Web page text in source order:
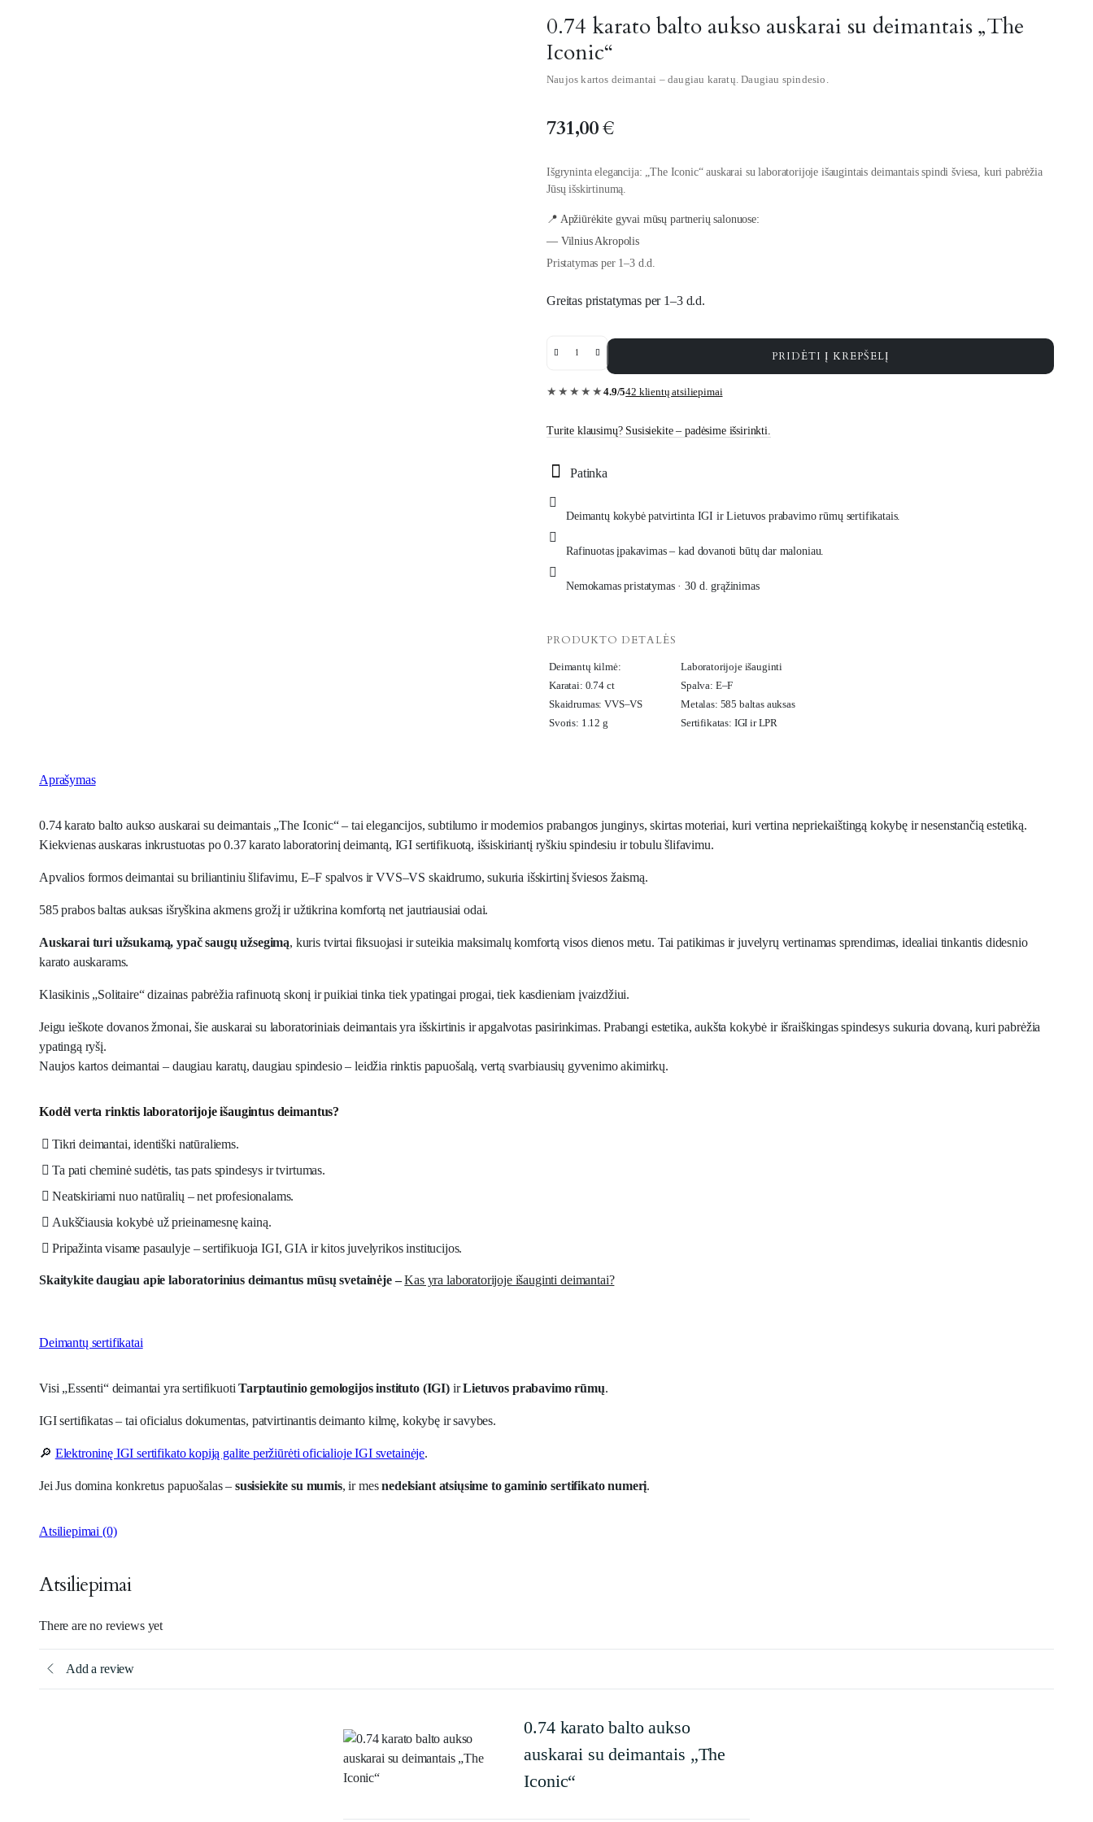
0.74 karato balto aukso auskarai su deimantais „The
Iconic“
Naujos kartos deimantai – daugiau karatų. Daugiau spindesio.
731,00€
Išgryninta elegancija: „The Iconic“ auskarai su laboratorijoje išaugintais deimantais spindi šviesa, kuri pabrėžia
Jūsų išskirtinumą.
📍 Apžiūrėkite gyvai mūsų partnerių salonuose:
— Vilnius Akropolis
Pristatymas per 1–3 d.d.
Greitas pristatymas per 1–3 d.d.
0.74
aukso
„The
PRIDĖTI Į KREPŠELĮ
★★★★★ 4.9/542 klientų atsiliepimai
Turite klausimų? Susisiekite – padėsime išsirinkti.
Patinka
Deimantų kokybė patvirtinta IGI ir Lietuvos prabavimo rūmų sertifikatais.
Rafinuotas įpakavimas – kad dovanoti būtų dar maloniau.
Nemokamas pristatymas · 30 d. grąžinimas
PRODUKTO DETALĖS
Deimantų kilmė:
Laboratorijoje išauginti
Karatai: 0.74 ct
Spalva: E–F
Skaidrumas: VVS–VS
Metalas: 585 baltas auksas
Svoris: 1.12 g
Sertifikatas: IGI ir LPR
Aprašymas
0.74 karato balto aukso auskarai su deimantais „The Iconic“ – tai elegancijos, subtilumo ir modernios prabangos junginys, skirtas moteriai, kuri vertina nepriekaištingą kokybę ir nesenstančią estetiką.
Kiekvienas auskaras inkrustuotas po 0.37 karato laboratorinį deimantą, IGI sertifikuotą, išsiskiriantį ryškiu spindesiu ir tobulu šlifavimu.
Apvalios formos deimantai su briliantiniu šlifavimu, E–F spalvos ir VVS–VS skaidrumo, sukuria išskirtinį šviesos žaismą.
585 prabos baltas auksas išryškina akmens grožį ir užtikrina komfortą net jautriausiai odai.
Auskarai turi užsukamą, ypač saugų užsegimą, kuris tvirtai fiksuojasi ir suteikia maksimalų komfortą visos dienos metu. Tai patikimas ir juvelyrų vertinamas sprendimas, idealiai tinkantis didesnio
karato auskarams.
Klasikinis „Solitaire“ dizainas pabrėžia rafinuotą skonį ir puikiai tinka tiek ypatingai progai, tiek kasdieniam įvaizdžiui.
Jeigu ieškote dovanos žmonai, šie auskarai su laboratoriniais deimantais yra išskirtinis ir apgalvotas pasirinkimas. Prabangi estetika, aukšta kokybė ir išraiškingas spindesys sukuria dovaną, kuri pabrėžia
ypatingą ryšį.
Naujos kartos deimantai – daugiau karatų, daugiau spindesio – leidžia rinktis papuošalą, vertą svarbiausių gyvenimo akimirkų.
Kodėl verta rinktis laboratorijoje išaugintus deimantus?
Tikri deimantai, identiški natūraliems.
Ta pati cheminė sudėtis, tas pats spindesys ir tvirtumas.
Neatskiriami nuo natūralių – net profesionalams.
Aukščiausia kokybė už prieinamesnę kainą.
Pripažinta visame pasaulyje – sertifikuoja IGI, GIA ir kitos juvelyrikos institucijos.
Skaitykite daugiau apie laboratorinius deimantus mūsų svetainėje –Kas yra laboratorijoje išauginti deimantai?
Deimantų sertifikatai
Visi „Essenti“ deimantai yra sertifikuotiTarptautinio gemologijos instituto (IGI)irLietuvos prabavimo rūmų.
IGI sertifikatas – tai oficialus dokumentas, patvirtinantis deimanto kilmę, kokybę ir savybes.
🔎 Elektroninę IGI sertifikato kopiją galite peržiūrėti oficialioje IGI svetainėje.
Jei Jus domina konkretus papuošalas – susisiekite su mumis, ir mesnedelsiant atsiųsime to gaminio sertifikato numerį.
Atsiliepimai (0)
Atsiliepimai
There are no reviews yet
Add a review
0.74 karato balto aukso
auskarai su deimantais „The
Iconic“